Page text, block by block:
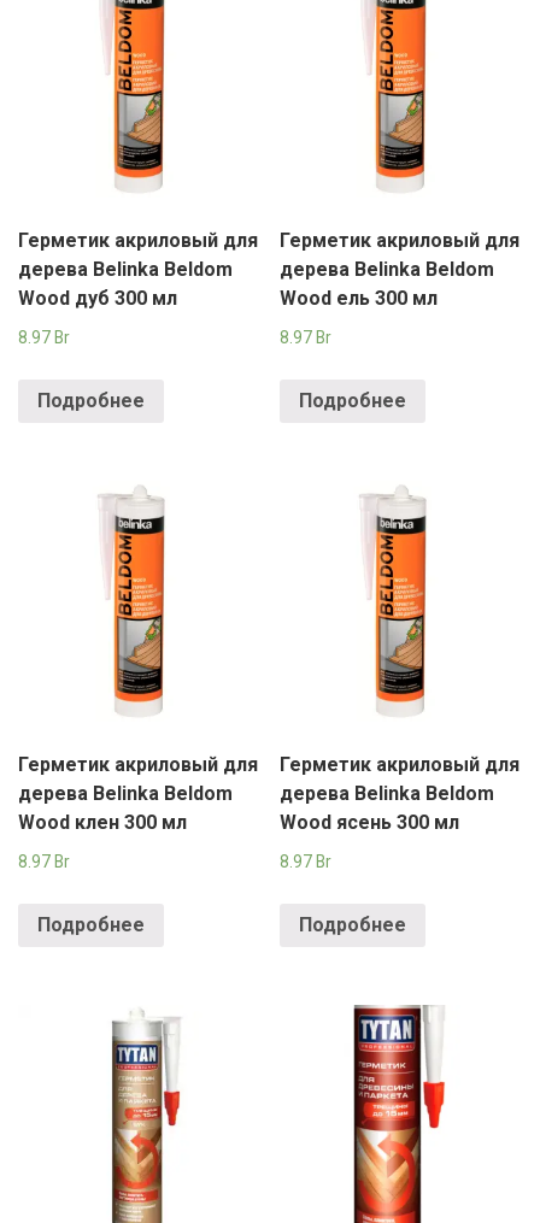
Герметик акриловый для
дерева Belinka Beldom
Wood дуб 300 мл
8.97 Br
Подробнее
Герметик акриловый для
дерева Belinka Beldom
Wood ель 300 мл
8.97 Br
Подробнее
Герметик акриловый для
дерева Belinka Beldom
Wood клен 300 мл
8.97 Br
Подробнее
Герметик акриловый для
дерева Belinka Beldom
Wood ясень 300 мл
8.97 Br
Подробнее